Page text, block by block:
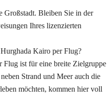
Großstadt. Bleiben Sie in der
Ihres lizenzierten
Kairo per Flug?
ist für eine breite Zielgruppe
Strand und Meer auch die
möchten, kommen hier voll